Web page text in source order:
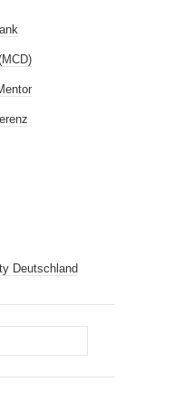
Deutschland